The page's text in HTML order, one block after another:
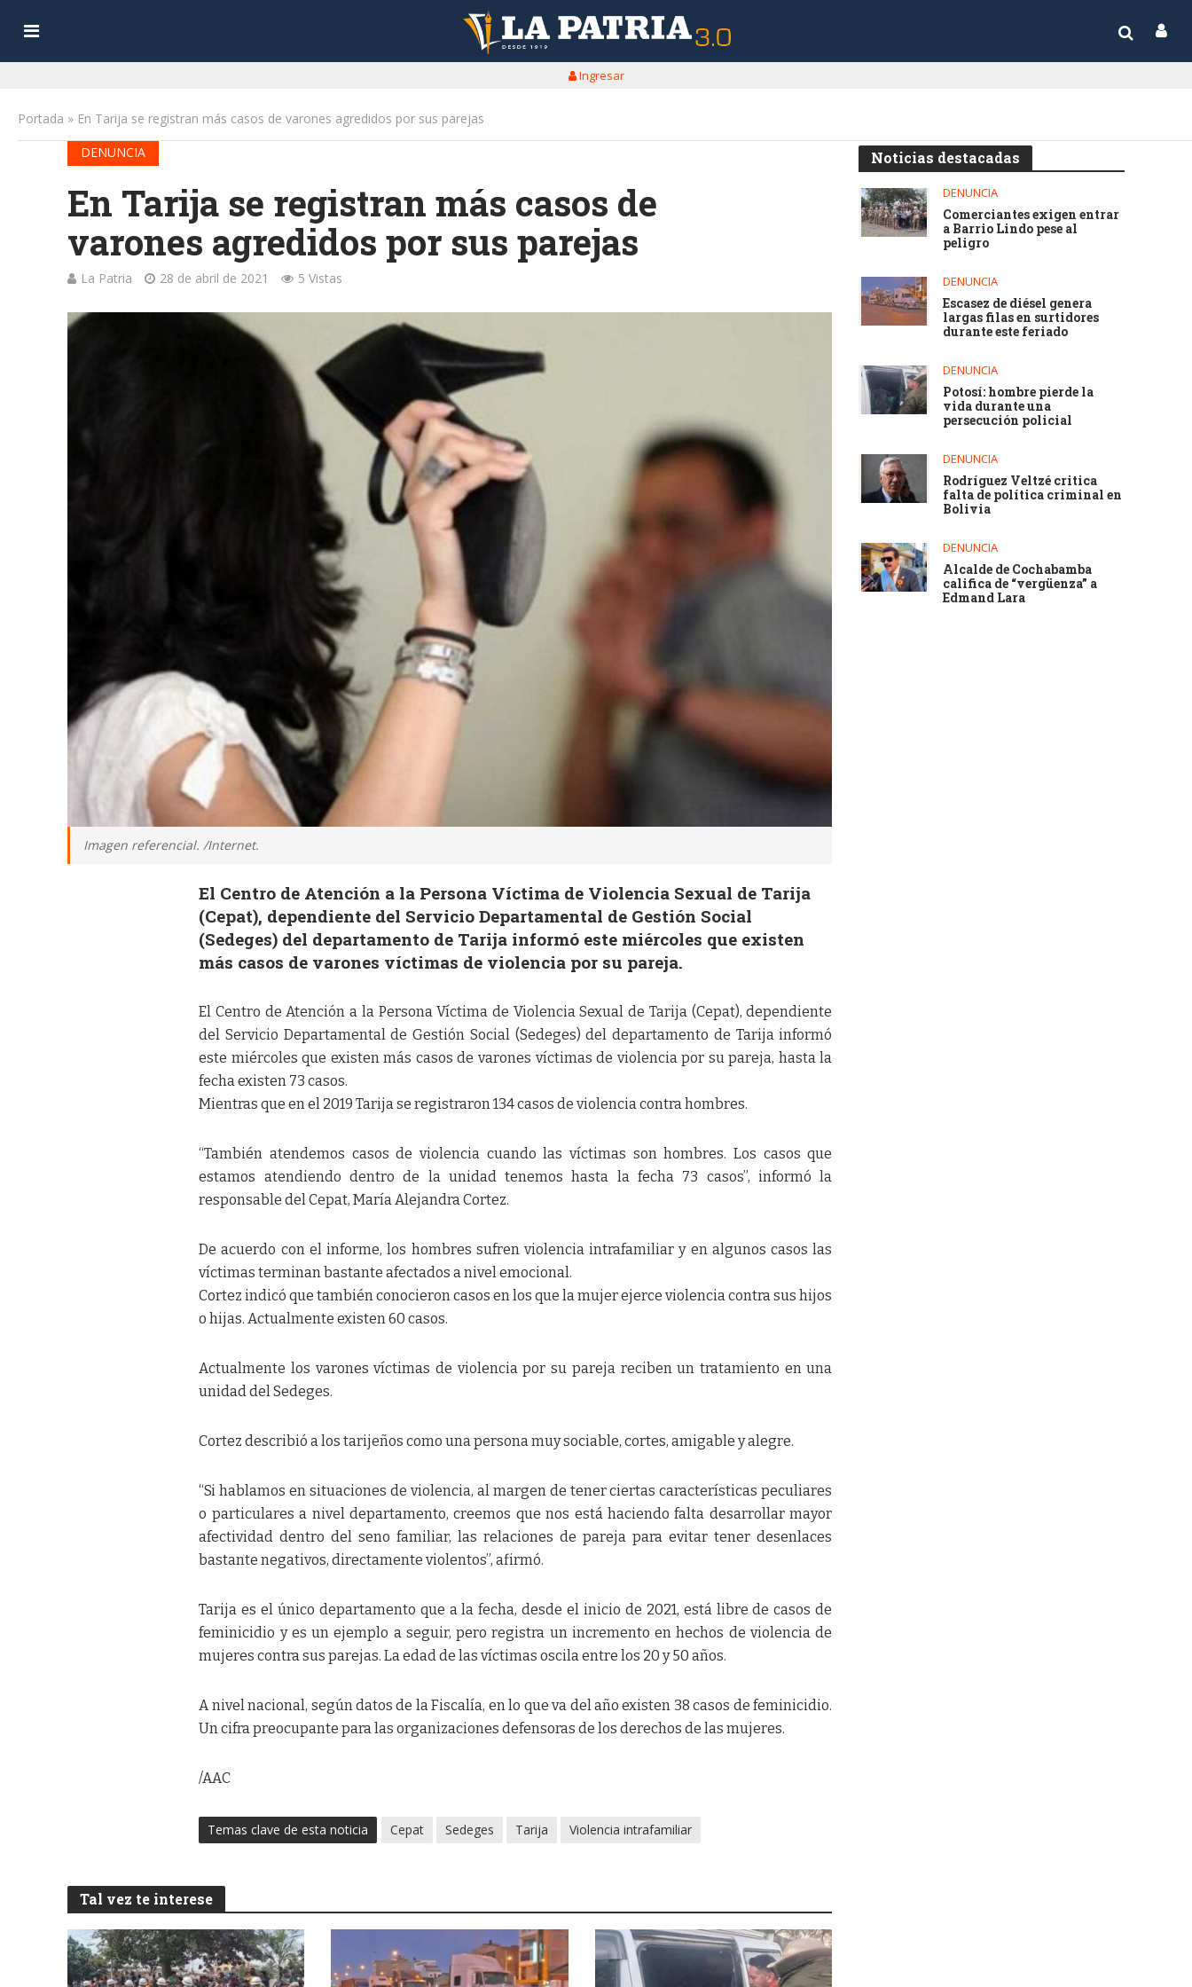
Ingresar
Portada » En Tarija se registran más casos de varones agredidos por sus parejas
DENUNCIA
En Tarija se registran más casos de
varones agredidos por sus parejas
La Patria 28 de abril de 2021 5 Vistas
Imagen referencial. /Internet.
El Centro de Atención a la Persona Víctima de Violencia Sexual de Tarija
(Cepat), dependiente del Servicio Departamental de Gestión Social
(Sedeges) del departamento de Tarija informó este miércoles que existen
más casos de varones víctimas de violencia por su pareja.
El Centro de Atención a la Persona Víctima de Violencia Sexual de Tarija (Cepat), dependiente
del Servicio Departamental de Gestión Social (Sedeges) del departamento de Tarija informó
este miércoles que existen más casos de varones víctimas de violencia por su pareja, hasta la
fecha existen 73 casos.
Mientras que en el 2019 Tarija se registraron 134 casos de violencia contra hombres.
“También atendemos casos de violencia cuando las víctimas son hombres. Los casos que
estamos atendiendo dentro de la unidad tenemos hasta la fecha 73 casos”, informó la
responsable del Cepat, María Alejandra Cortez.
De acuerdo con el informe, los hombres sufren violencia intrafamiliar y en algunos casos las
víctimas terminan bastante afectados a nivel emocional.
Cortez indicó que también conocieron casos en los que la mujer ejerce violencia contra sus hijos
o hijas. Actualmente existen 60 casos.
Actualmente los varones víctimas de violencia por su pareja reciben un tratamiento en una
unidad del Sedeges.
Cortez describió a los tarijeños como una persona muy sociable, cortes, amigable y alegre.
“Si hablamos en situaciones de violencia, al margen de tener ciertas características peculiares
o particulares a nivel departamento, creemos que nos está haciendo falta desarrollar mayor
afectividad dentro del seno familiar, las relaciones de pareja para evitar tener desenlaces
bastante negativos, directamente violentos”, afirmó.
Tarija es el único departamento que a la fecha, desde el inicio de 2021, está libre de casos de
feminicidio y es un ejemplo a seguir, pero registra un incremento en hechos de violencia de
mujeres contra sus parejas. La edad de las víctimas oscila entre los 20 y 50 años.
A nivel nacional, según datos de la Fiscalía, en lo que va del año existen 38 casos de feminicidio.
Un cifra preocupante para las organizaciones defensoras de los derechos de las mujeres.
/AAC
Temas clave de esta noticia Cepat Sedeges Tarija Violencia intrafamiliar
Tal vez te interese
Noticias destacadas
DENUNCIA
Comerciantes exigen entrar
a Barrio Lindo pese al
peligro
DENUNCIA
Escasez de diésel genera
largas filas en surtidores
durante este feriado
DENUNCIA
Potosí: hombre pierde la
vida durante una
persecución policial
DENUNCIA
Rodríguez Veltzé critica
falta de política criminal en
Bolivia
DENUNCIA
Alcalde de Cochabamba
califica de “vergüenza” a
Edmand Lara